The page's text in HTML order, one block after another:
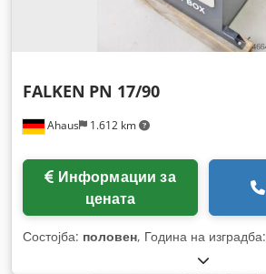
Ahaus 1.612 km
FALKEN PN 17/90
цената
Состојба: половен, Година на изградба: